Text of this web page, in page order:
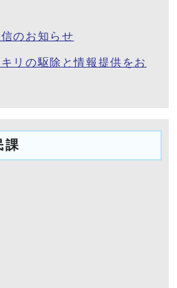
のお知らせ
リの駆除と情報提供をお
課